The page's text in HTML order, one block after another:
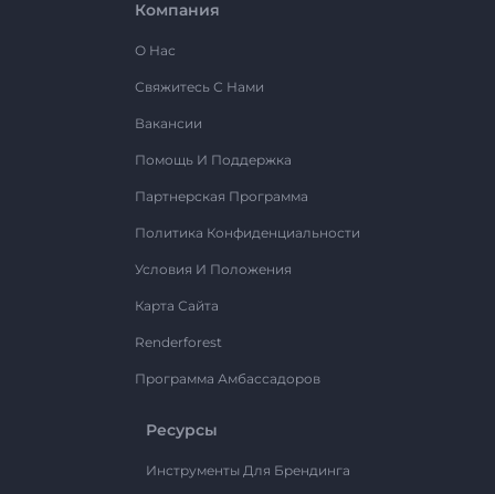
Компания
О Нас
Свяжитесь С Нами
Вакансии
Помощь И Поддержка
Партнерская Программа
Политика Конфиденциальности
Условия И Положения
Карта Сайта
Renderforest
Программа Амбассадоров
Ресурсы
Инструменты Для Брендинга